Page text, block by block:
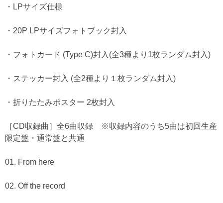
・LPサイズ仕様
・20P LPサイズフォトブック封入
・フォトカード (Type C)封入(全3種より1枚ランダム封入)
・ステッカー封入 (全2種より１枚ランダム封入)
・折りたたみポスター 2枚封入
［CD収録曲］全6曲収録 ※収録内容のうち5曲は初回生産
限定盤・通常盤と共通
01. From here
02. Off the record